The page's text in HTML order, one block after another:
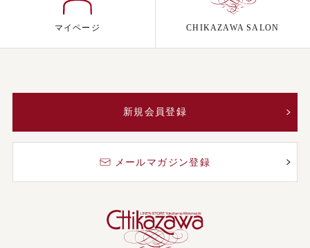
マイページ CHIKAZAWA SALON
新規会員登録
メールマガジン登録